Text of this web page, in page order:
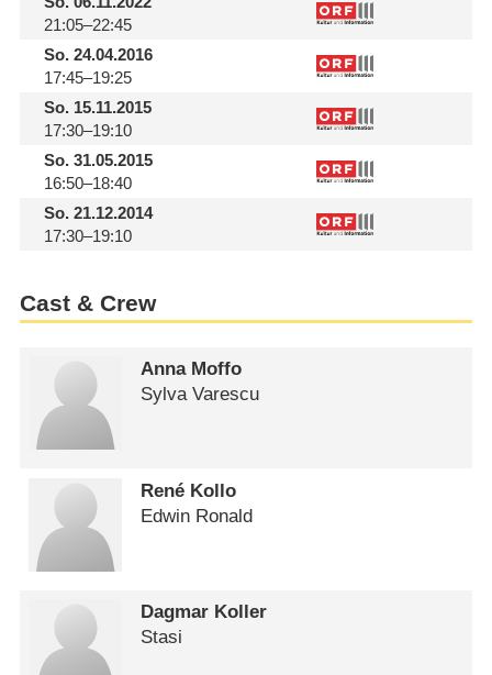
21:05–22:45
So.24.04.2016
17:45–19:25
So.15.11.2015
17:30–19:10
So.31.05.2015
16:50–18:40
So.21.12.2014
17:30–19:10
Cast & Crew
Anna Moffo
Sylva Varescu
René Kollo
Edwin Ronald
Dagmar Koller
Stasi